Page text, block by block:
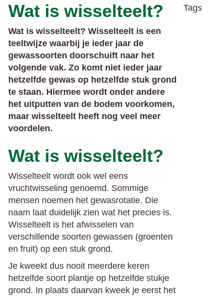
Wat is wisselteelt?
Wat is wisselteelt? Wisselteelt is een
teeltwijze waarbij je ieder jaar de
gewassoorten doorschuift naar het
volgende vak. Zo komt niet ieder jaar
hetzelfde gewas op hetzelfde stuk grond
te staan. Hiermee wordt onder andere
het uitputten van de bodem voorkomen,
maar wisselteelt heeft nog veel meer
voordelen.
Wat is wisselteelt?
Wisselteelt wordt ook wel eens
vruchtwisseling genoemd. Sommige
mensen noemen het gewasrotatie. Die
naam laat duidelijk zien wat het precies is.
Wisselteelt is het afwisselen van
verschillende soorten gewassen (groenten
en fruit) op een stuk grond.
Je kweekt dus nooit meerdere keren
hetzelfde soort plantje op hetzelfde stukje
grond. In plaats daarvan kweek je eerst het
Tags